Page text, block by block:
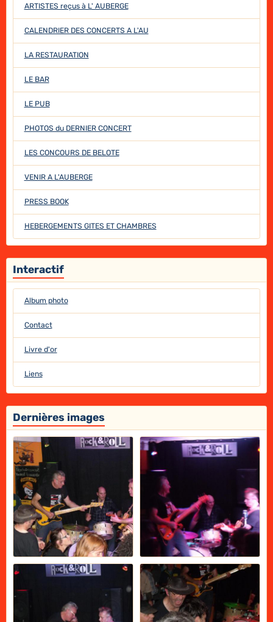
ARTISTES reçus à L' AUBERGE
CALENDRIER DES CONCERTS A L'AU
LA RESTAURATION
LE BAR
LE PUB
PHOTOS du DERNIER CONCERT
LES CONCOURS DE BELOTE
VENIR A L'AUBERGE
PRESS BOOK
HEBERGEMENTS GITES ET CHAMBRES
Interactif
Album photo
Contact
Livre d'or
Liens
Dernières images